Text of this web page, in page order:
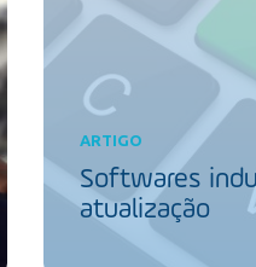
ARTIGO
Softwares
atualização